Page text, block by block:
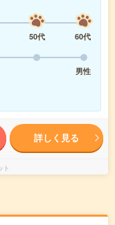
50代
60代
男性
詳しく見る
ト